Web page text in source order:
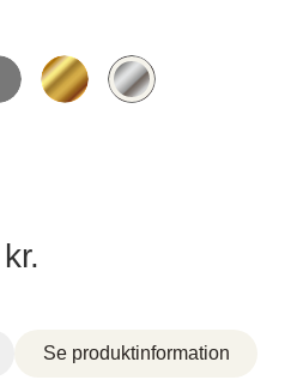
Se produktinformation
6760 Ribe,